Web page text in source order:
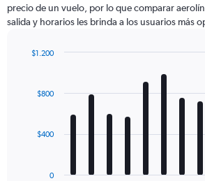
precio de un vuelo, por lo que comparar
salida y horarios les brinda a los usuarios más
with
The
0
$400
$800
$1.200